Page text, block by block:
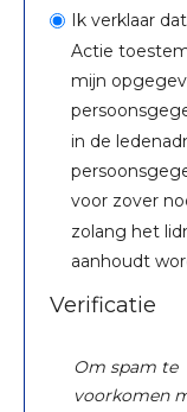
Ik verklaar
Actie
mijn
in de
voor zover
zolang het
aanhoudt
Verificatie
Om spam te
voorkomen